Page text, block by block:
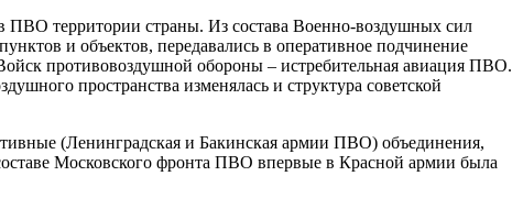
территории страны. Из состава Военно-воздушных сил
и объектов, передавались в оперативное подчинение
противовоздушной обороны – истребительная авиация ПВО.
пространства изменялась и структура советской
(Ленинградская и Бакинская армии ПВО) объединения,
Московского фронта ПВО впервые в Красной армии была